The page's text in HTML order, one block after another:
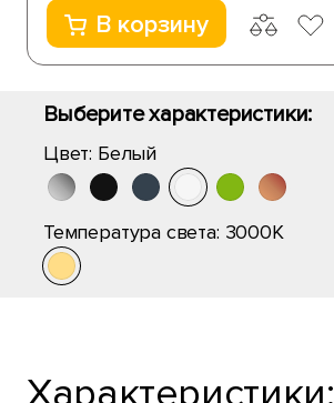
В корзину
Выберите характеристики:
Цвет: Белый
Температура света: 3000K